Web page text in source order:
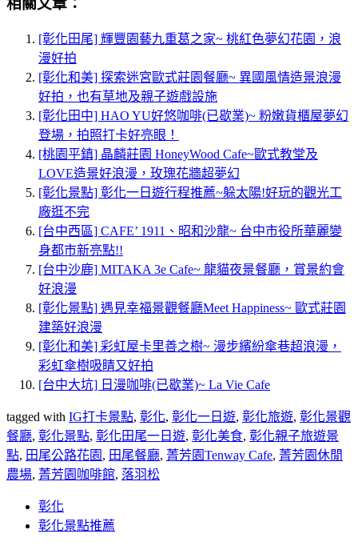
相關文章：
[彰化田尾] 輝豐園藝九重葛之家~ 桃紅色夢幻花園，浪
漫好拍
[彰化和美] 探索迷宮歐式莊園餐廳~ 異國風情造景浪漫
好拍，也有草地及親子遊戲設施
[彰化田中] HAO YU好悠咖啡(已歇業)~ 粉嫩貨櫃屋夢幻
登場，拍照打卡好亮眼！
[桃園平鎮] 晶麟莊園 HoneyWood Cafe~歐式教堂及
LOVE造景好浪漫，玫瑰花牆超夢幻
[彰化景點] 彰化一日遊行程推薦~躲太陽!好玩的觀光工
廠逛不完
[台中西區] CAFE’ 1911、昭和沙龍~ 台中市役所華麗變
身都市新亮點!!
[台中沙鹿] MITAKA 3e Cafe~ 龍貓夜景餐廳，賞景約會
好浪漫
[彰化景點] 遇見幸福景觀餐廳Meet Happiness~ 歐式莊園
建築好浪漫
[彰化和美] 彩虹屋卡里善之樹~ 漫步繽紛傘巷超浪漫，
彩虹傘樹吸睛又好拍
[台中大坑] 日漫咖啡(已歇業)~ La Vie Cafe
tagged with IG打卡景點, 彰化, 彰化一日遊, 彰化旅遊, 彰化景觀
餐廳, 彰化景點, 彰化田尾一日遊, 彰化美食, 彰化親子旅遊景
點, 田尾公路花園 , 田尾餐廳, 菁芳園Tenway Cafe, 菁芳園休閒
農場, 菁芳園咖啡館, 落羽松
彰化
彰化景點推薦